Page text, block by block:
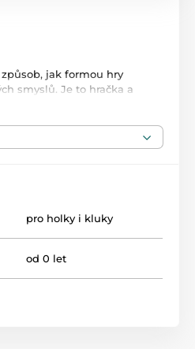
jak formou hry
smyslů. Je to hračka a
Vystupující prvky a různé
Blink&Smile.
pro holky i kluky
od 0 let